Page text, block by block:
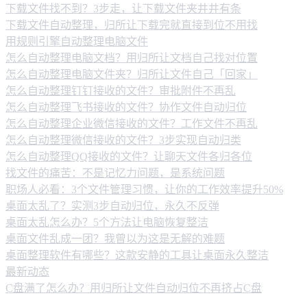
下载文件找不到？3步走，让下载文件夹井井有条
下载文件自动整理，归所让下载完就直接到位不用找
用规则引擎自动整理电脑文件
怎么自动整理电脑文档？用归所让文档自己找对位置
怎么自动整理电脑文件夹？归所让文件自己「回家」
怎么自动整理钉钉接收的文件？审批附件不再乱
怎么自动整理飞书接收的文件？协作文件自动归位
怎么自动整理企业微信接收的文件？工作文件不再乱
怎么自动整理微信接收的文件？3步实现自动归类
怎么自动整理QQ接收的文件？让聊天文件各归各位
找文件的痛苦：不是记忆力问题，是系统问题
职场人必看：3个文件管理习惯，让你的工作效率提升50%
桌面太乱了？实测3步自动归位，永久不反弹
桌面太乱怎么办？5个方法让电脑恢复整洁
桌面文件乱成一团？我曾以为这是无解的难题
桌面整理软件有哪些？这款安静的工具让桌面永久整洁
最新动态
C盘满了怎么办？用归所让文件自动归位不再挤占C盘